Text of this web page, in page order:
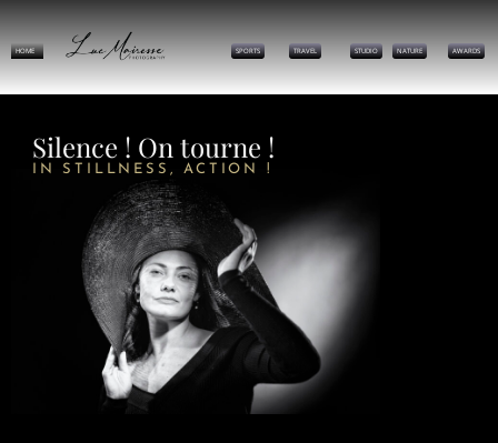
HOME SPORTS TRAVEL STUDIO NATURE AWARDS
IN STILLNESS, ACTION !
Silence ! On tourne !